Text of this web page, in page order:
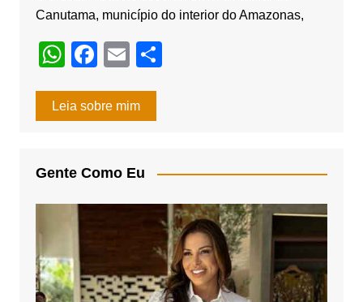
Canutama, município do interior do Amazonas,
W
at
p
p
F
c
o
o
E
ail
Leia sobre mim
Gente Como Eu